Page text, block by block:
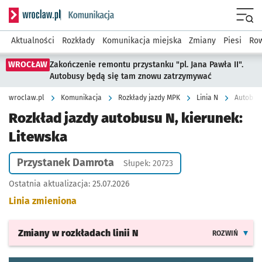
Serwis informacyjny wroclaw.pl podserwis: Komunikacja
Aktualności Rozkłady Komunikacja miejska Zmiany Piesi
WROCŁAW Zakończenie remontu przystanku "pl. Jana Pawła II".
Autobusy będą się tam znowu zatrzymywać
wroclaw.pl Komunikacja Rozkłady jazdy MPK Linia N
Rozkład jazdy autobusu N, kierunek:
Litewska
Przystanek Damrota Słupek: 20723
Ostatnia aktualizacja: 25.07.2026
Linia zmieniona
Zmiany w rozkładach linii N ROZWIŃ